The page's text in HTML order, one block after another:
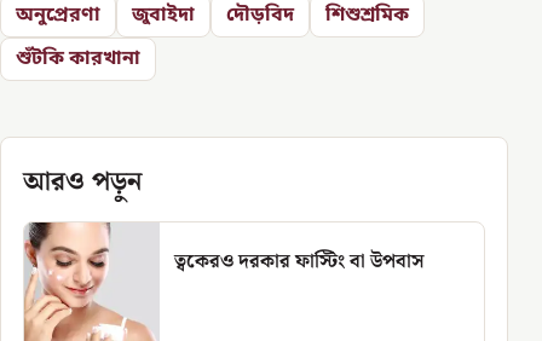
অনুপ্রেরণা জুবাইদা দৌড়বিদ
শিশুশ্রমিক
শুঁটকি কারখানা
আরও পড়ুন
ত্বকেরও দরকার ফাস্টিং বা উপবাস